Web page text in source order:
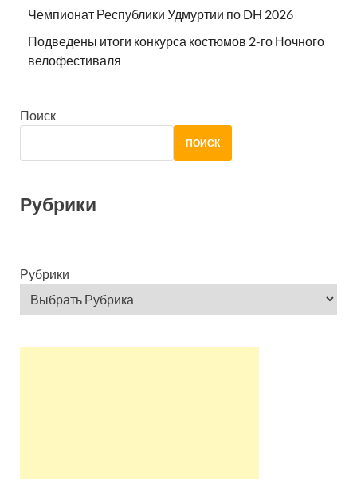
Чемпионат Республики Удмуртии по DH 2026
Подведены итоги конкурса костюмов 2-го Ночного
велофестиваля
Поиск
ПОИСК
Рубрики
Рубрики